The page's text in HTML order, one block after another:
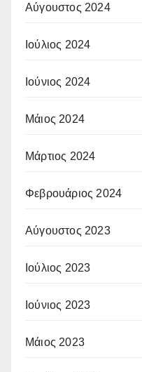
Αύγουστος 2024
Ιούλιος 2024
Ιούνιος 2024
Μάιος 2024
Μάρτιος 2024
Φεβρουάριος 2024
Αύγουστος 2023
Ιούλιος 2023
Ιούνιος 2023
Μάιος 2023